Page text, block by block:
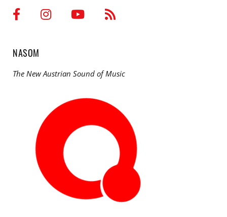
NASOM
The New Austrian Sound of Music